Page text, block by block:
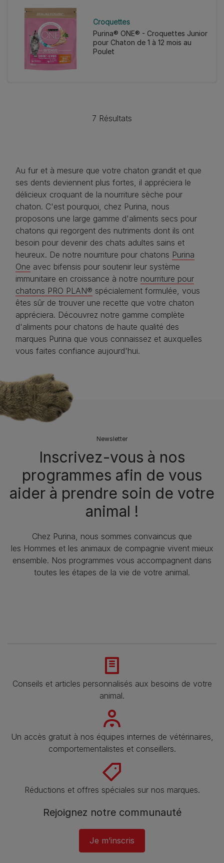
Croquettes
Purina® ONE® - Croquettes Junior
pour Chaton de 1 à 12 mois au
Poulet
7 Résultats
Au fur et à mesure que votre chaton grandit et que
ses dents deviennent plus fortes, il appréciera le
délicieux croquant de la nourriture sèche pour
chaton. C'est pourquoi, chez Purina, nous
proposons une large gamme d'aliments secs pour
chatons qui regorgent des nutriments dont ils ont
besoin pour devenir des chats adultes sains et
heureux. De notre nourriture pour chatons Purina
One avec bifensis pour soutenir leur système
immunitaire en croissance à notre nourriture pour
chatons PRO PLAN® spécialement formulée, vous
êtes sûr de trouver une recette que votre chaton
appréciera. Découvrez notre gamme complète
d'aliments pour chatons de haute qualité des
marques Purina que vous connaissez et auxquelles
vous faites confiance aujourd'hui.
Newsletter
Inscrivez-vous à nos
programmes afin de vous
aider à prendre soin de votre
animal !​
Chez Purina, nous sommes convaincus que
les Hommes et les animaux de compagnie vivent mieux
ensemble. Nos programmes vous accompagnent dans
toutes les étapes de la vie de votre animal.​
Conseils et articles personnalisés aux besoins de votre
animal​.
Un accès gratuit à nos équipes internes de vétérinaires,
comportementalistes et conseillers.
Réductions et offres spéciales sur nos marques.
Rejoignez notre communauté
Je m’inscris